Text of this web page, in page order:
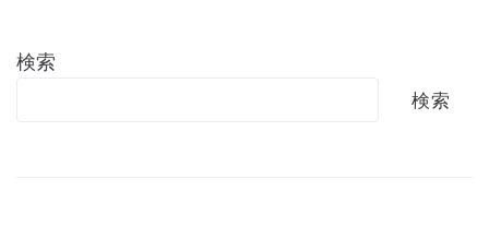
検索
検索